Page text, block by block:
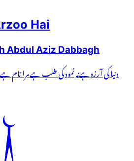
Hai
Abdul Aziz Dabbagh
دنیا کی آرزوہےنہ نمود کی طلب ہے مرا